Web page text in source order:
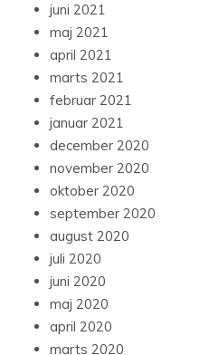
juni 2021
maj 2021
april 2021
marts 2021
februar 2021
januar 2021
december 2020
november 2020
oktober 2020
september 2020
august 2020
juli 2020
juni 2020
maj 2020
april 2020
marts 2020